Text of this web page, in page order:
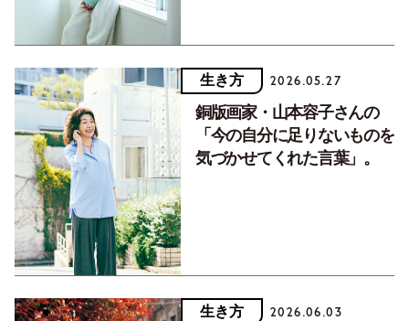
生き方 2026.05.27
銅版画家・山本容子さんの
「今の自分に足りないものを
気づかせてくれた言葉」。
生き方 2026.06.03